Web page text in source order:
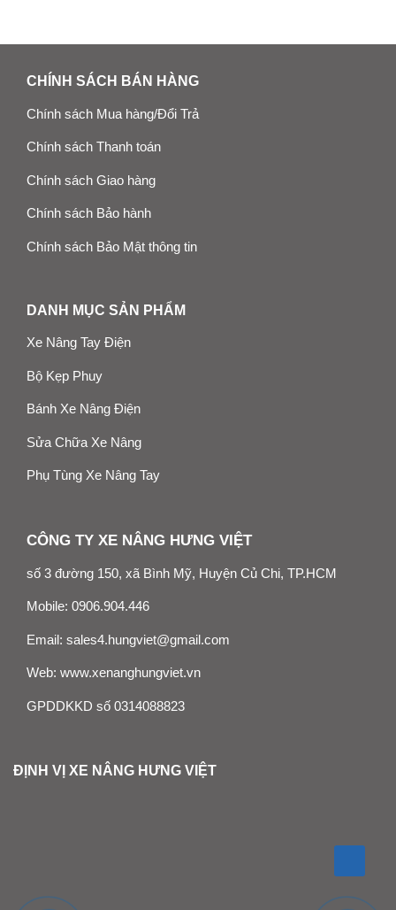
CHÍNH SÁCH BÁN HÀNG
Chính sách Mua hàng/Đổi Trả
Chính sách Thanh toán
Chính sách Giao hàng
Chính sách Bảo hành
Chính sách Bảo Mật thông tin
DANH MỤC SẢN PHẨM
Xe Nâng Tay Điện
Bộ Kẹp Phuy
Bánh Xe Nâng Điện
Sửa Chữa Xe Nâng
Phụ Tùng Xe Nâng Tay
CÔNG TY XE NÂNG HƯNG VIỆT
số 3 đường 150, xã Bình Mỹ, Huyện Củ Chi, TP.HCM
Mobile: 0906.904.446
Email: sales4.hungviet@gmail.com
Web: www.xenanghungviet.vn
GPDDKKD số 0314088823
ĐỊNH VỊ XE NÂNG HƯNG VIỆT